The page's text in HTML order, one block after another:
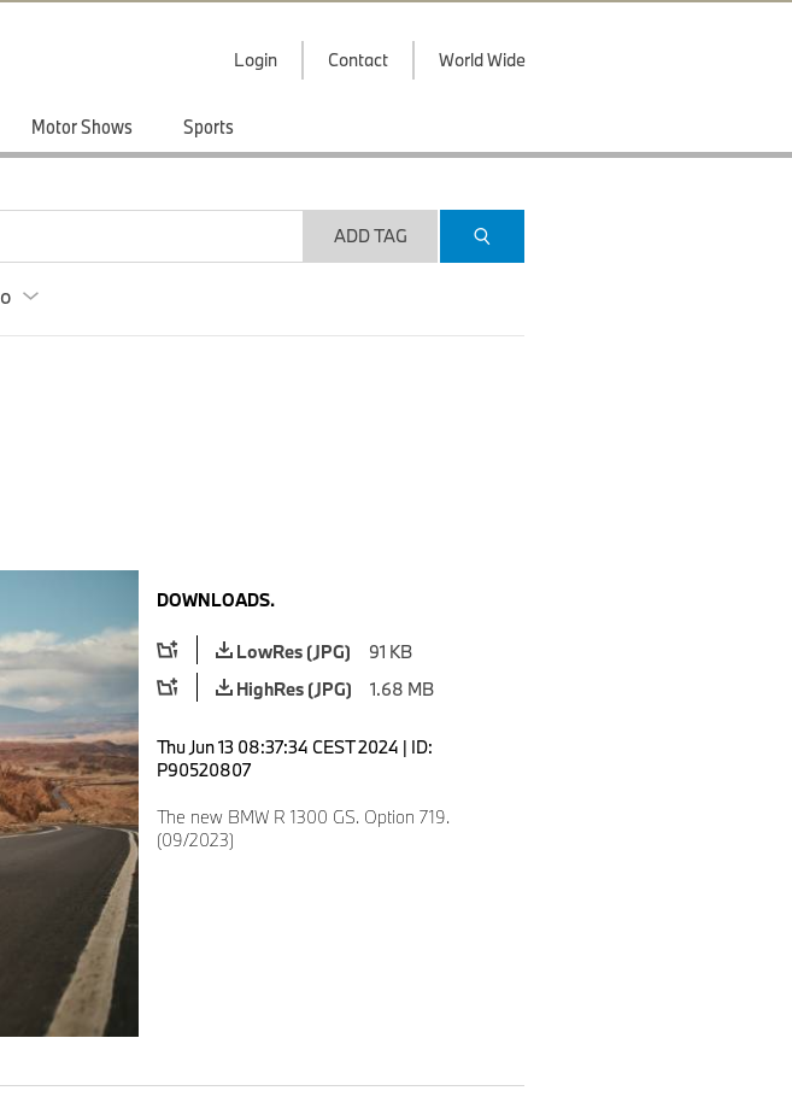
Login Contact World Wide
Motor Shows Sports
ADD TAG
DOWNLOADS.
LowRes (JPG)
91 KB
HighRes (JPG)
1.68 MB
Thu Jun 13 08:37:34 CEST 2024 | ID:
P90520807
The new BMW R 1300 GS. Option 719.
(09/2023)